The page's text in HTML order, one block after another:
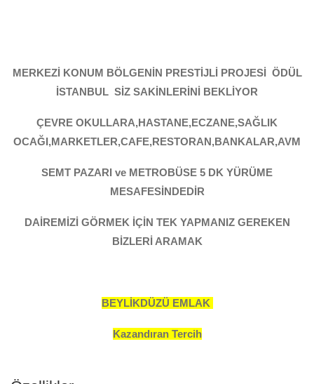
MERKEZİ KONUM BÖLGENİN PRESTİJLİ PROJESİ ÖDÜL
İSTANBUL SİZ SAKİNLERİNİ BEKLİYOR
ÇEVRE OKULLARA,HASTANE,ECZANE,SAĞLIK
OCAĞI,MARKETLER,CAFE,RESTORAN,BANKALAR,AVM
SEMT PAZARI ve METROBÜSE 5 DK YÜRÜME
MESAFESİNDEDİR
DAİREMİZİ GÖRMEK İÇİN TEK YAPMANIZ GEREKEN
BİZLERİ ARAMAK
BEYLİKDÜZÜ EMLAK
Kazandıran Tercih